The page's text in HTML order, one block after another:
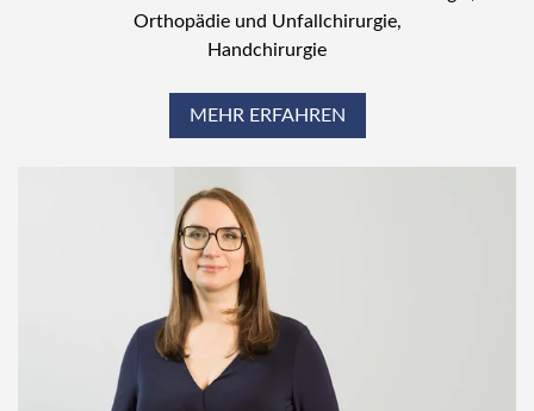
Orthopädie und Unfallchirurgie,
Handchirurgie
MEHR ERFAHREN